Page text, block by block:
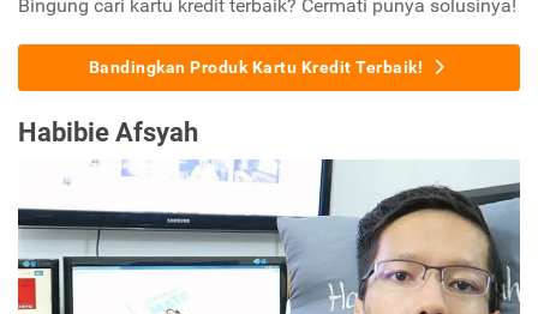
Bingung cari kartu kredit terbaik? Cermati punya solusinya!
Bandingkan Produk Kartu Kredit Terbaik!
Habibie Afsyah